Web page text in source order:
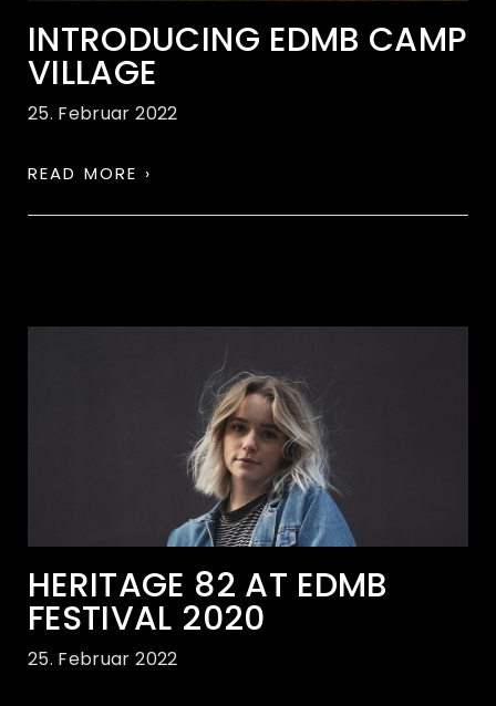
INTRODUCING EDMB CAMP
VILLAGE
25. Februar 2022
READ MORE ›
HERITAGE 82 AT EDMB
FESTIVAL 2020
25. Februar 2022